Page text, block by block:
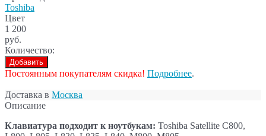
Toshiba
Цвет
1 200
руб.
Количество:
Добавить
Постоянным покупателям скидка! Подробнее.
Доставка в Москва
Описание
Клавиатура подходит к ноутбукам: Toshiba Satellite C800,